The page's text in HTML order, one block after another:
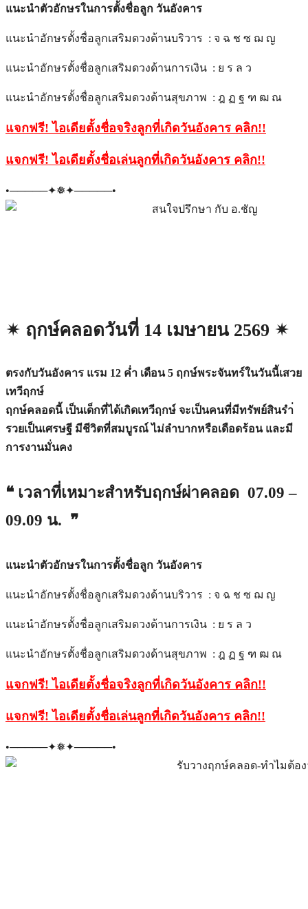
แนะนำตัวอักษรในการตั้งชื่อลูก วันอังคาร
แนะนำอักษรตั้งชื่อลูกเสริมดวงด้านบริวาร : จ ฉ ช ซ ฌ ญ
แนะนำอักษรตั้งชื่อลูกเสริมดวงด้านการเงิน : ย ร ล ว
แนะนำอักษรตั้งชื่อลูกเสริมดวงด้านสุขภาพ : ฎ ฏ ฐ ฑ ฒ ณ
แจกฟรี! ไอเดียตั้งชื่อจริงลูกที่เกิดวันอังคาร คลิก!!
แจกฟรี! ไอเดียตั้งชื่อเล่นลูกที่เกิดวันอังคาร คลิก!!
•─────✦❅✦─────•
✴︎ ฤกษ์คลอดวันที่ 14 เมษายน 2569 ✴︎
ตรงกับวันอังคาร แรม 12 ค่ำ เดือน 5 ฤกษ์พระจันทร์ในวันนี้เสวย
เทวีฤกษ์
ฤกษ์คลอดนี้ เป็นเด็กที่ได้เกิดเทวีฤกษ์ จะเป็นคนที่มีทรัพย์สินรำ่
รวยเป็นเศรษฐี มีชีวิตที่สมบูรณ์ ไม่ลำบากหรือเดือดร้อน และมี
การงานมั่นคง
❝ เวลาที่เหมาะสำหรับฤกษ์ผ่าคลอด 07.09 –
09.09 น. ❞
แนะนำตัวอักษรในการตั้งชื่อลูก วันอังคาร
แนะนำอักษรตั้งชื่อลูกเสริมดวงด้านบริวาร : จ ฉ ช ซ ฌ ญ
แนะนำอักษรตั้งชื่อลูกเสริมดวงด้านการเงิน : ย ร ล ว
แนะนำอักษรตั้งชื่อลูกเสริมดวงด้านสุขภาพ : ฎ ฏ ฐ ฑ ฒ ณ
แจกฟรี! ไอเดียตั้งชื่อจริงลูกที่เกิดวันอังคาร คลิก!!
แจกฟรี! ไอเดียตั้งชื่อเล่นลูกที่เกิดวันอังคาร คลิก!!
•─────✦❅✦─────•